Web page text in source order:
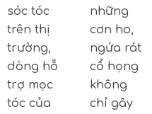
sóc tóc
trên thị
trường,
dòng hỗ
trợ mọc
tóc của
những
cơn ho,
ngứa rát
cổ họng
không
chỉ gây